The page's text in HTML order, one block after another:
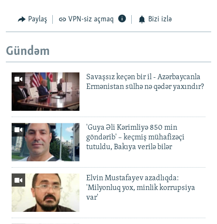
Paylaş VPN-siz açmaq Bizi izlə
Gündəm
Savaşsız keçən bir il - Azərbaycanla
Ermənistan sülhə nə qədər yaxındır?
'Guya Əli Kərimliyə 850 min
göndərib' – keçmiş mühafizəçi
tutuldu, Bakıya verilə bilər
Elvin Mustafayev azadlıqda:
'Milyonluq yox, minlik korrupsiya
var'